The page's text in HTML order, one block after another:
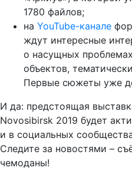
1780 файлов;
на YouTube-канале
ждут интересные
о насущных
объектов,
Первые сюжеты уже
И да: предстоящая
Novosibirsk 2019 будет
и в социальных
Следите за новостями –
чемоданы!